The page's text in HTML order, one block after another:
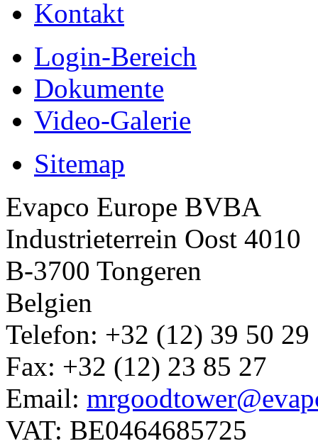
Kontakt
Login-Bereich
Dokumente
Video-Galerie
Sitemap
Evapco Europe BVBA
Industrieterrein Oost 4010
B-3700 Tongeren
Belgien
Telefon: +32 (12) 39 50 29
Fax: +32 (12) 23 85 27
Email:
VAT: BE0464685725